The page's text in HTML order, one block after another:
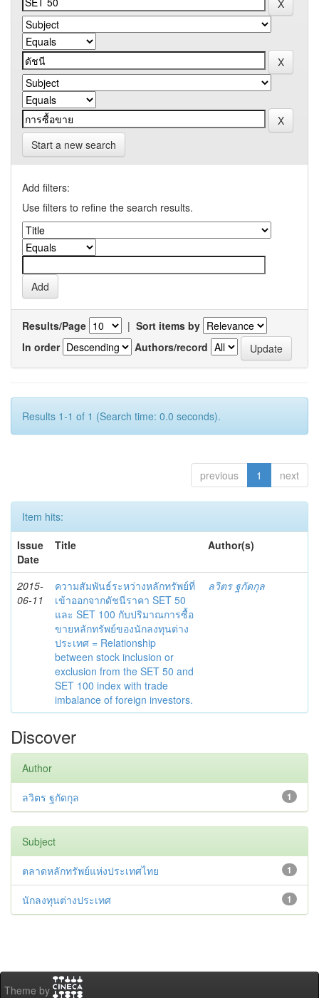
Start a new search
Add filters:
Use filters to refine the search results.
Results/Page | Sort items by
In order
Authors/record
Results 1-1 of 1 (Search time: 0.0 seconds).
previous 1 next
Item hits:
Issue
Date
Title Author(s)
2015-
06-11
ความสัมพันธ์ระหว่างหลักทรัพย์ที่
เข้าออกจากดัชนีราคา SET 50
และ SET 100 กับปริมาณการซื้อ
ขายหลักทรัพย์ของนักลงทุนต่าง
ประเทศ = Relationship
between stock inclusion or
exclusion from the SET 50 and
SET 100 index with trade
imbalance of foreign investors.
ลวิตร ฐกัดกุล
Discover
Author
1
ลวิตร ฐกัดกุล
Subject
1
ตลาดหลักทรัพย์แห่งประเทศไทย
1
นักลงทุนต่างประเทศ
Theme by